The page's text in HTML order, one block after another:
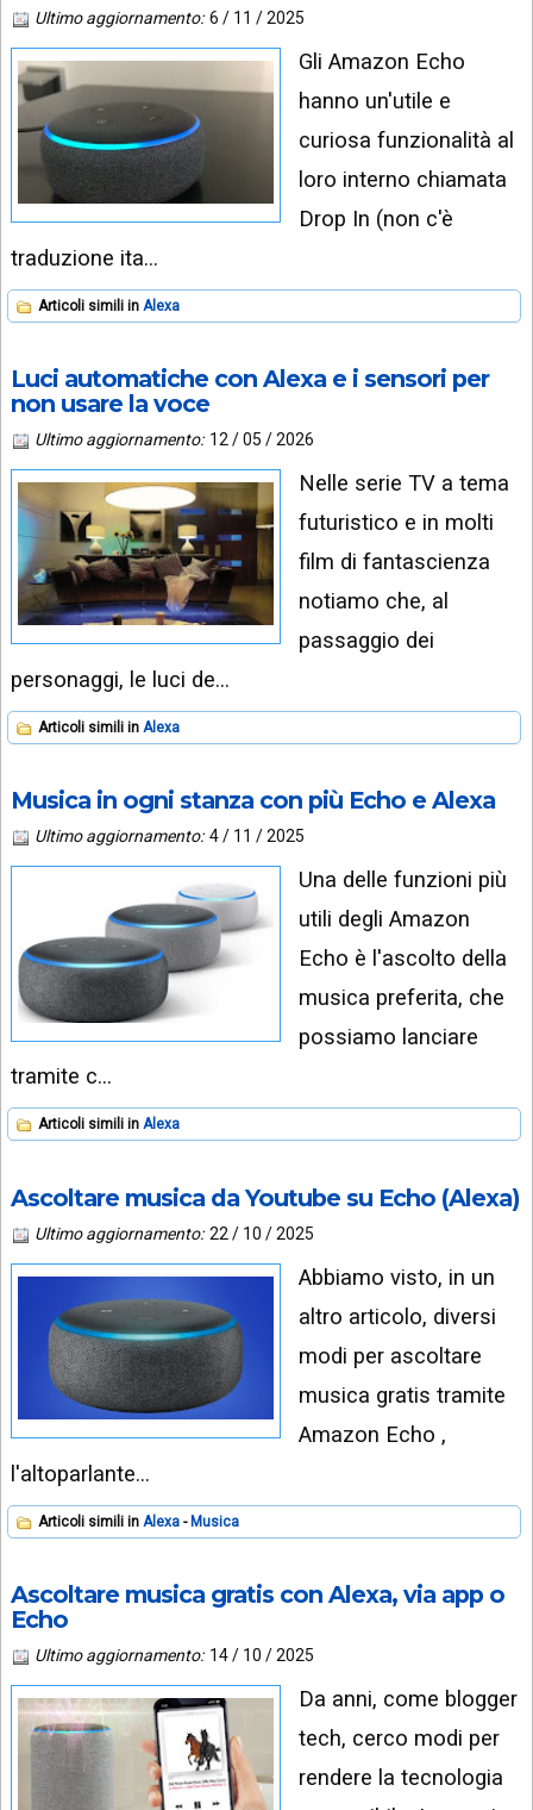
Ultimo aggiornamento: 6 / 11 / 2025
Gli Amazon Echo
hanno un'utile e
curiosa funzionalità al
loro interno chiamata
Drop In (non c'è
traduzione ita…
Articoli simili in Alexa
Luci automatiche con Alexa e i sensori per
non usare la voce
Ultimo aggiornamento: 12 / 05 / 2026
Nelle serie TV a tema
futuristico e in molti
film di fantascienza
notiamo che, al
passaggio dei
personaggi, le luci de…
Articoli simili in Alexa
Musica in ogni stanza con più Echo e Alexa
Ultimo aggiornamento: 4 / 11 / 2025
Una delle funzioni più
utili degli Amazon
Echo è l'ascolto della
musica preferita, che
possiamo lanciare
tramite c…
Articoli simili in Alexa
Ascoltare musica da Youtube su Echo (Alexa)
Ultimo aggiornamento: 22 / 10 / 2025
Abbiamo visto, in un
altro articolo, diversi
modi per ascoltare
musica gratis tramite
Amazon Echo ,
l'altoparlante…
Articoli simili in Alexa Musica
Ascoltare musica gratis con Alexa, via app o
Echo
Ultimo aggiornamento: 14 / 10 / 2025
Da anni, come blogger
tech, cerco modi per
rendere la tecnologia